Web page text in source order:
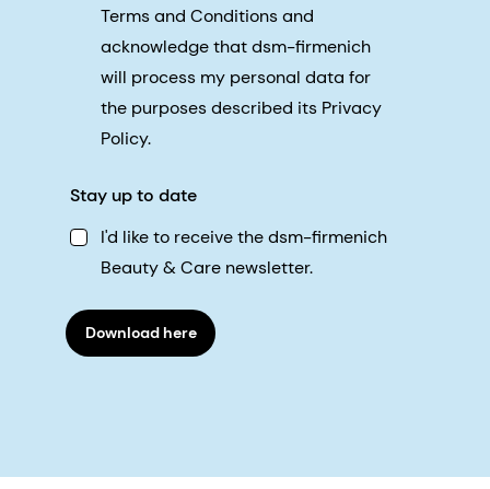
Terms and Conditions and
acknowledge that dsm-firmenich
will process my personal data for
the purposes described its Privacy
Policy.
Stay up to date
I'd like to receive the dsm-firmenich
Beauty & Care newsletter.
Download here